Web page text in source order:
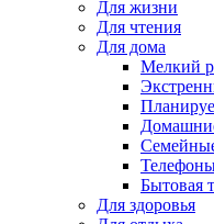
Для жизни
Для чтения
Для дома
Мелкий
Бытовая
Для здоровья